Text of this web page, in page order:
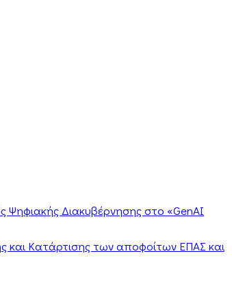
Ψηφιακής Διακυβέρνησης στο «GenAI
και Κατάρτισης των αποφοίτων ΕΠΑΣ και